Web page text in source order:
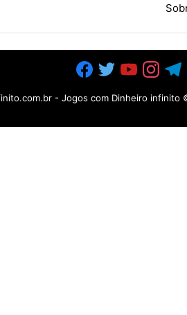
- Jogos com Dinheiro infinito